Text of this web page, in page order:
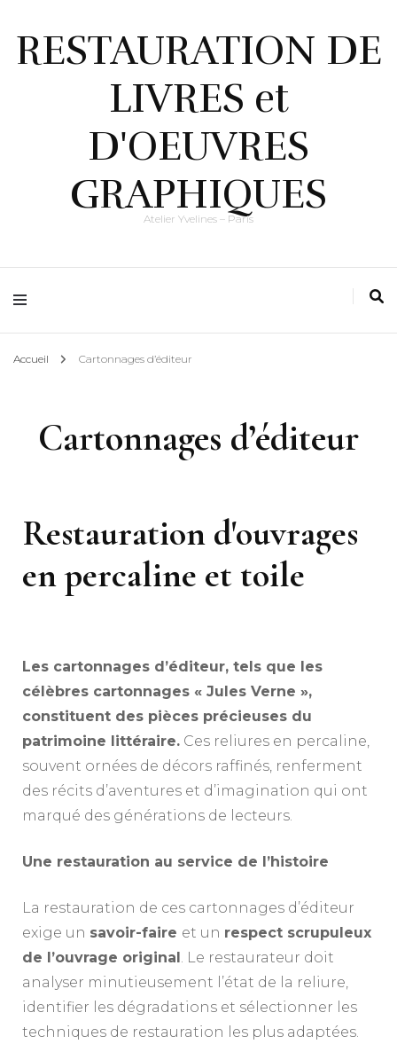
RESTAURATION DE
LIVRES et
D'OEUVRES
GRAPHIQUES
Atelier Yvelines – Paris
Accueil Cartonnages d’éditeur
Cartonnages d’éditeur
Restauration d'ouvrages
en percaline et toile
Les cartonnages d’éditeur, tels que les
célèbres cartonnages « Jules Verne »,
constituent des pièces précieuses du
patrimoine littéraire. Ces reliures en percaline,
souvent ornées de décors raffinés, renferment
des récits d’aventures et d’imagination qui ont
marqué des générations de lecteurs.
Une restauration au service de l’histoire
La restauration de ces cartonnages d’éditeur
exige un savoir-faire et un respect scrupuleux
de l’ouvrage original. Le restaurateur doit
analyser minutieusement l’état de la reliure,
identifier les dégradations et sélectionner les
techniques de restauration les plus adaptées.